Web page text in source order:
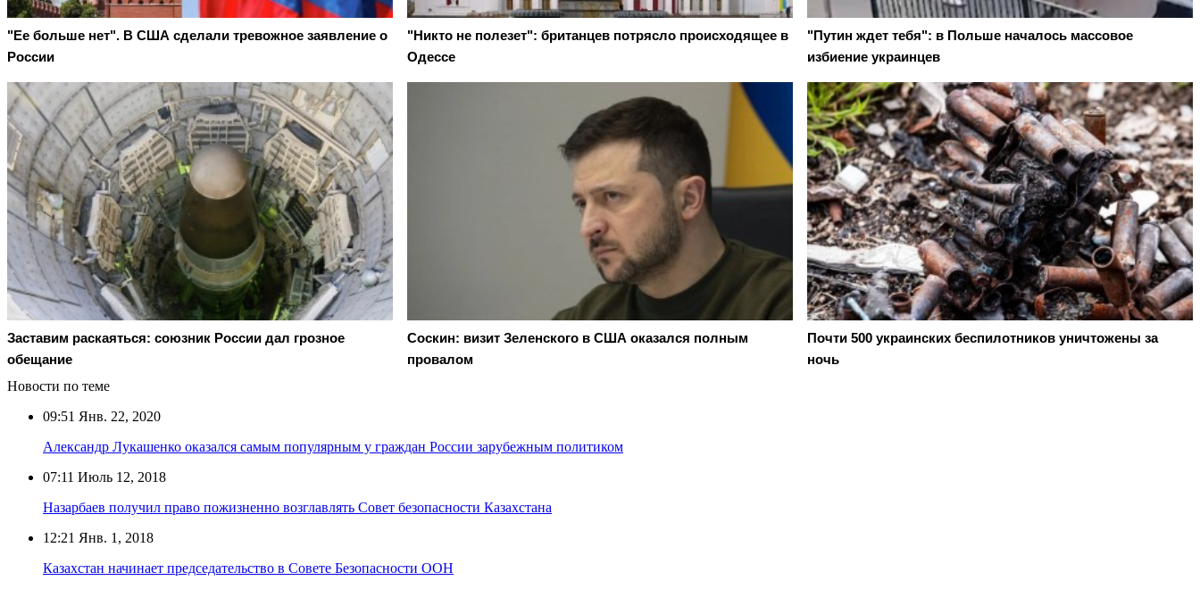
"Ее больше нет". В США сделали тревожное заявление о
России
"Никто не полезет": британцев потрясло происходящее в
Одессе
"Путин ждет тебя": в Польше началось массовое
избиение украинцев
Заставим раскаяться: союзник России дал грозное
обещание
Соскин: визит Зеленского в США оказался полным
провалом
Почти 500 украинских беспилотников уничтожены за
ночь
Новости по теме
09:51 Янв. 22, 2020
Александр Лукашенко оказался самым популярным у граждан России зарубежным политиком
07:11 Июль 12, 2018
Назарбаев получил право пожизненно возглавлять Совет безопасности Казахстана
12:21 Янв. 1, 2018
Казахстан начинает председательство в Совете Безопасности ООН